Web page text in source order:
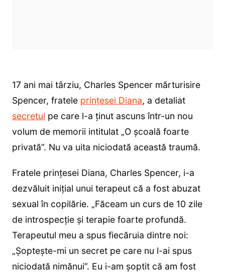
17 ani mai târziu, Charles Spencer mărturisire
Spencer, fratele prințesei Diana, a detaliat
secretul pe care l-a ținut ascuns într-un nou
volum de memorii intitulat „O școală foarte
privată”. Nu va uita niciodată această traumă.
Fratele prințesei Diana, Charles Spencer, i-a
dezvăluit inițial unui terapeut că a fost abuzat
sexual în copilărie. „Făceam un curs de 10 zile
de introspecție și terapie foarte profundă.
Terapeutul meu a spus fiecăruia dintre noi:
„Șoptește-mi un secret pe care nu l-ai spus
niciodată nimănui”. Eu i-am șoptit că am fost